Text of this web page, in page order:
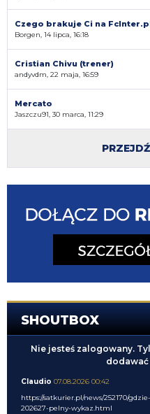
Czego brakuje Ci na
Borgen, 14 lipca, 16:18
Cristian Chivu (trener)
andyvdm, 22 maja, 16:59
Mercato
Jaszczu91, 30 marca, 11:29
SHOUTBOX
Nie jesteś zalogowany.
Claudio 07.08.2026 00:42
https://satkurier.pl/news/252170/
202627-pelny-wykaz.html